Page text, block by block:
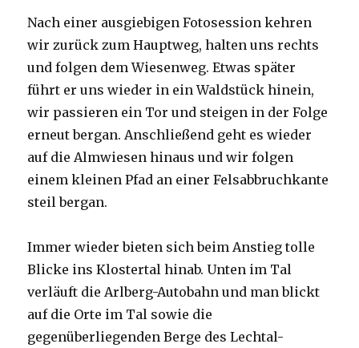
Nach einer ausgiebigen Fotosession kehren
wir zurück zum Hauptweg, halten uns rechts
und folgen dem Wiesenweg. Etwas später
führt er uns wieder in ein Waldstück hinein,
wir passieren ein Tor und steigen in der Folge
erneut bergan. Anschließend geht es wieder
auf die Almwiesen hinaus und wir folgen
einem kleinen Pfad an einer Felsabbruchkante
steil bergan.
Immer wieder bieten sich beim Anstieg tolle
Blicke ins Klostertal hinab. Unten im Tal
verläuft die Arlberg-Autobahn und man blickt
auf die Orte im Tal sowie die
gegenüberliegenden Berge des Lechtal-